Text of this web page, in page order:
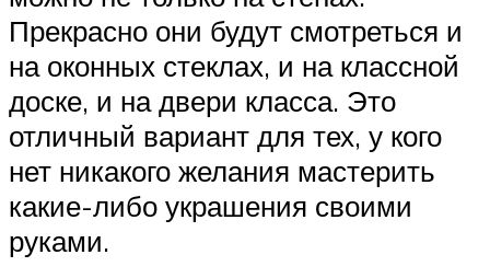
Прекрасно они будут смотреться и
на оконных стеклах, и на классной
доске, и на двери класса. Это
отличный вариант для тех, у кого
нет никакого желания мастерить
какие-либо украшения своими
руками.